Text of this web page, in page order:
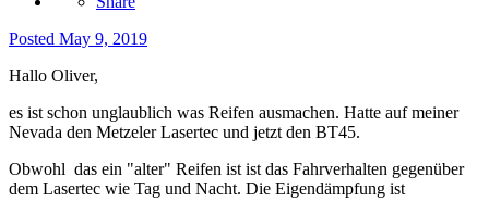
Posted May 9, 2019
Hallo Oliver,
es ist schon unglaublich was Reifen ausmachen. Hatte auf meiner
Nevada den Metzeler Lasertec und jetzt den BT45.
Obwohl das ein "alter" Reifen ist ist das Fahrverhalten gegenüber
dem Lasertec wie Tag und Nacht. Die Eigendämpfung ist